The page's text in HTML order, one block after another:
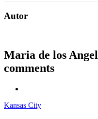
Autor
Maria de los
comments
Kansas City